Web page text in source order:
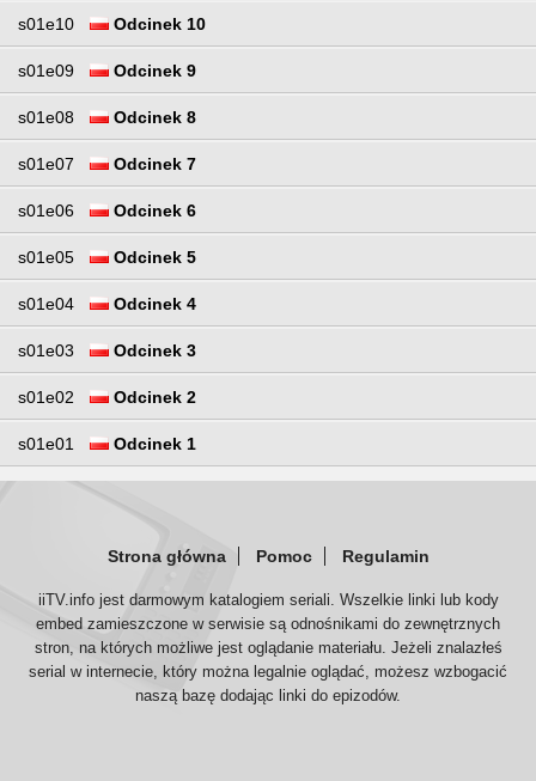
s01e10 Odcinek 10
s01e09 Odcinek 9
s01e08 Odcinek 8
s01e07 Odcinek 7
s01e06 Odcinek 6
s01e05 Odcinek 5
s01e04 Odcinek 4
s01e03 Odcinek 3
s01e02 Odcinek 2
s01e01 Odcinek 1
Strona główna Pomoc Regulamin
iiTV.info jest darmowym katalogiem seriali. Wszelkie linki lub kody
embed zamieszczone w serwisie są odnośnikami do zewnętrznych
stron, na których możliwe jest oglądanie materiału. Jeżeli znalazłeś
serial w internecie, który można legalnie oglądać, możesz wzbogacić
naszą bazę dodając linki do epizodów.